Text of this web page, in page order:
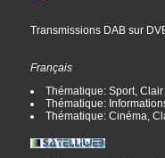
Transmissions DAB sur
Français
Thématique: Sport, Clair
Thématique:
Thématique: Cinéma,